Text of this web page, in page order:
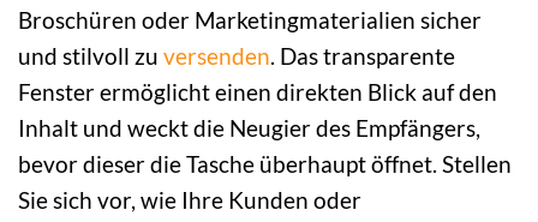
Broschüren oder Marketingmaterialien sicher
und stilvoll zu versenden. Das transparente
Fenster ermöglicht einen direkten Blick auf den
Inhalt und weckt die Neugier des Empfängers,
bevor dieser die Tasche überhaupt öffnet. Stellen
Sie sich vor, wie Ihre Kunden oder